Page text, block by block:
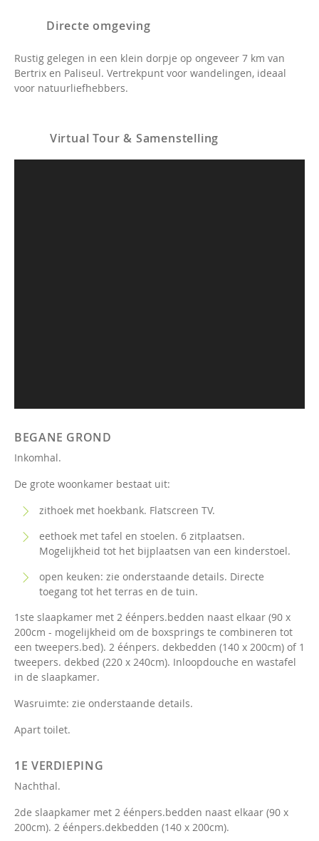
Directe omgeving
Rustig gelegen in een klein dorpje op ongeveer 7 km van
Bertrix en Paliseul. Vertrekpunt voor wandelingen, ideaal
voor natuurliefhebbers.
Virtual Tour & Samenstelling
BEGANE GROND
Inkomhal.
De grote woonkamer bestaat uit:
zithoek met hoekbank. Flatscreen TV.
eethoek met tafel en stoelen. 6 zitplaatsen.
Mogelijkheid tot het bijplaatsen van een kinderstoel.
open keuken: zie onderstaande details. Directe
toegang tot het terras en de tuin.
1ste slaapkamer met 2 éénpers.bedden naast elkaar (90 x
200cm - mogelijkheid om de boxsprings te combineren tot
een tweepers.bed). 2 éénpers. dekbedden (140 x 200cm) of 1
tweepers. dekbed (220 x 240cm). Inloopdouche en wastafel
in de slaapkamer.
Wasruimte: zie onderstaande details.
Apart toilet.
1E VERDIEPING
Nachthal.
2de slaapkamer met 2 éénpers.bedden naast elkaar (90 x
200cm). 2 éénpers.dekbedden (140 x 200cm).